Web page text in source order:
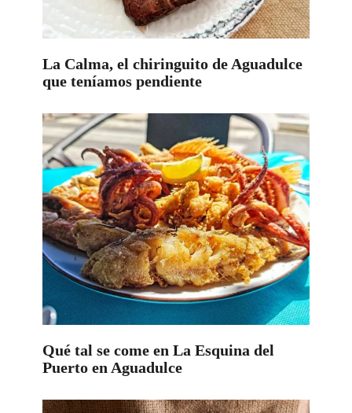
La Calma, el chiringuito de Aguadulce
que teníamos pendiente
Qué tal se come en La Esquina del
Puerto en Aguadulce